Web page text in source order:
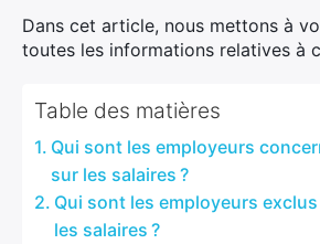
Dans cet article, nous mettons à
toutes les informations relatives à
Table des matières
Qui sont les employeurs
sur les salaires ?
Qui sont les employeurs
les salaires ?